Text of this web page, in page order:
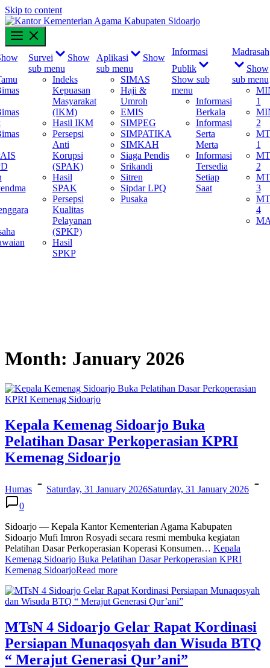
content
Skip to content
Survei
Show
sub menu
Indeks
Kepuasan
Masyarakat
(IKM)
Hasil IKM
Persepsi
Anti
Korupsi
(SPAK)
Hasil
SPAK
Persepsi
Kualitas
Pelayanan
(SPKP)
Hasil
SPKP
Aplikasi
Show
sub menu
SIMAS
Haji &
Umroh
EMIS
SIMPEG
SIMPATIKA
SIMKAH
Siaga Pendis
Srikandi
Sitren
Sipdar LPQ
Pusaka
Informasi
Publik
Show sub
menu
Informasi
Berkala
Informasi
Serta
Merta
Informasi
Tersedia
Setiap
Saat
Madrasah
Show
sub menu
1
2
1
2
3
4
Month: January 2026
Kepala Kemenag Sidoarjo Buka
Pelatihan Dasar Perkoperasian KPRI
Kemenag Sidoarjo
Humas Saturday, 31 January 2026Saturday, 31 January 2026
0
Sidoarjo — Kepala Kantor Kementerian Agama Kabupaten
Sidoarjo Mufi Imron Rosyadi secara resmi membuka kegiatan
Pelatihan Dasar Perkoperasian Koperasi Konsumen… Kepala
Kemenag Sidoarjo Buka Pelatihan Dasar Perkoperasian KPRI
Kemenag SidoarjoRead more
MTsN 4 Sidoarjo Gelar Rapat Kordinasi
Persiapan Munaqosyah dan Wisuda BTQ
“ Merajut Generasi Qur’ani”